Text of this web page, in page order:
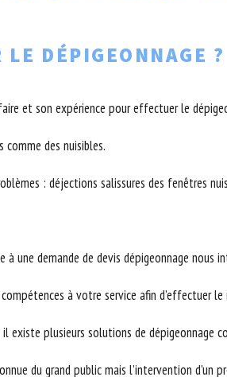
DÉPIGEONNAGE ?
et son expérience pour effectuer le
des nuisibles.
: déjections salissures des fenêtres
une demande de devis dépigeonnage nous
à votre service afin d’effectuer
existe plusieurs solutions de dépigeonnage
du grand public mais l’intervention d’un